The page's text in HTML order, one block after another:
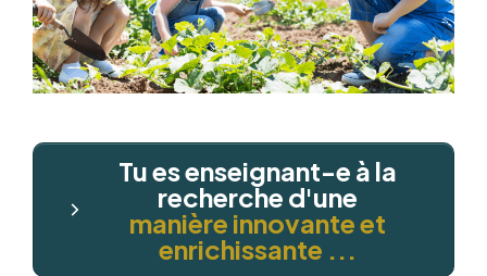
Tu es enseignant-e à la
recherche d'une
manière innovante et
enrichissante ...